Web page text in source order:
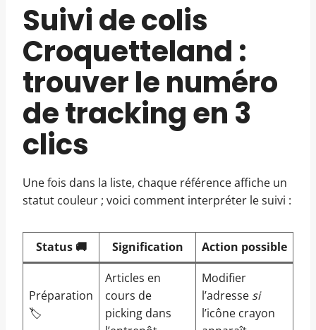
Suivi de colis
Croquetteland :
trouver le numéro
de tracking en 3
clics
Une fois dans la liste, chaque référence affiche un
statut couleur ; voici comment interpréter le suivi :
Status 🚚 Signification Action possible
Préparation
🏷️
Articles en
cours de
picking dans
Modifier
l’adresse si
l’icône crayon